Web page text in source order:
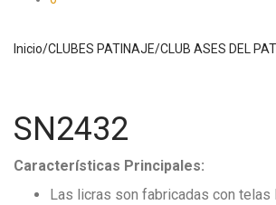
Inicio/CLUBES PATINAJE/CLUB ASES DEL
SN2432
Características Principales:
Las licras son fabricadas con